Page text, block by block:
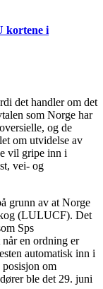
kortene i
det handler om det
som Norge har
og de
om utvidelse av
vil gripe inn i
vei- og
grunn av at Norge
(LULUCF). Det
Sps
en ordning er
automatisk inn i
om
ble det 29. juni